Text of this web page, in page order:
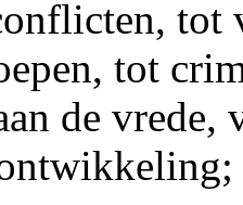
tot
tot
de